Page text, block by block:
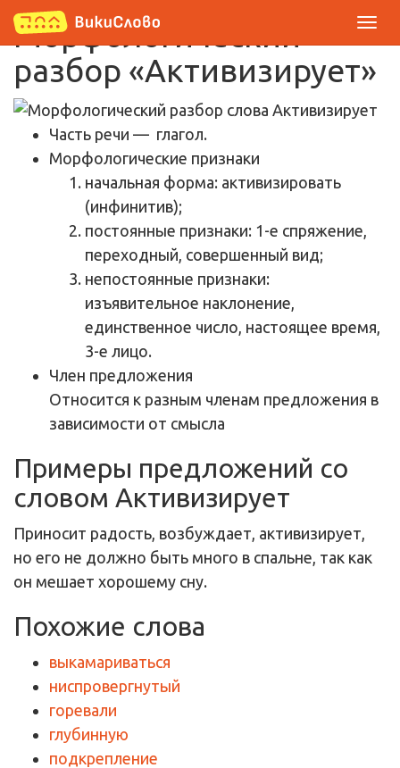
Морфологический
разбор «Активизирует»
Часть речи — глагол.
Морфологические признаки
начальная форма: активизировать
(инфинитив);
постоянные признаки: 1-е спряжение,
переходный, совершенный вид;
непостоянные признаки:
изъявительное наклонение,
единственное число, настоящее время,
3-е лицо.
Член предложения
Относится к разным членам предложения в
зависимости от смысла
Примеры предложений со
словом Активизирует
Приносит радость, возбуждает, активизирует,
но его не должно быть много в спальне, так как
он мешает хорошему сну.
Похожие слова
выкамариваться
ниспровергнутый
горевали
глубинную
подкрепление